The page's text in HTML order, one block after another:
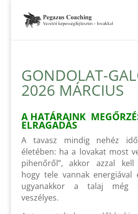
GONDOLAT-
2026 MÁRCIUS
A HATÁRAINK
ELRAGADÁS
A tavasz mindig nehéz
életében: ha a lovakat most
pihenőről”, akkor azzal kell
hogy tele vannak energiával
ugyanakkor a talaj még
veszélyes.